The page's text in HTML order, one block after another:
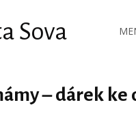
Sova
– dárek ke